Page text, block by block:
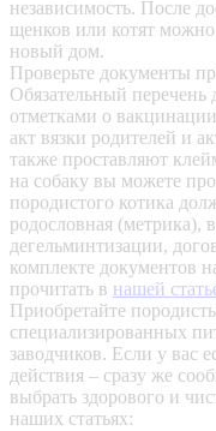
независимость. После
щенков или котят
новый дом.
Проверьте документы
Обязательный перечень
отметками о
акт вязки родителей и
также проставляют
на собаку вы можете
породистого котика
родословная (метрика),
дегельминтизации,
комплекте документов
прочитать в нашей
Приобретайте
специализированных
заводчиков. Если у вас
действия – сразу же
выбрать здорового и
наших статьях: